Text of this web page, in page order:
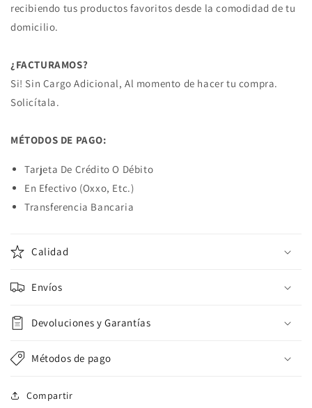
recibiendo tus productos favoritos desde la comodidad de tu
domicilio.
¿FACTURAMOS?
Si! Sin Cargo Adicional, Al momento de hacer tu compra.
Solicítala.
MÉTODOS DE PAGO:
Tarjeta De Crédito O Débito
En Efectivo (Oxxo, Etc.)
Transferencia Bancaria
Calidad
Envíos
Devoluciones y Garantías
Métodos de pago
Compartir